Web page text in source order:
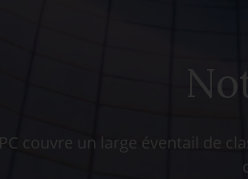
couvre un large éventail de